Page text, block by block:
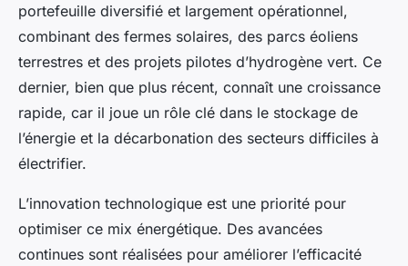
portefeuille diversifié et largement opérationnel,
combinant des fermes solaires, des parcs éoliens
terrestres et des projets pilotes d’hydrogène vert. Ce
dernier, bien que plus récent, connaît une croissance
rapide, car il joue un rôle clé dans le stockage de
l’énergie et la décarbonation des secteurs difficiles à
électrifier.
L’innovation technologique est une priorité pour
optimiser ce mix énergétique. Des avancées
continues sont réalisées pour améliorer l’efficacité